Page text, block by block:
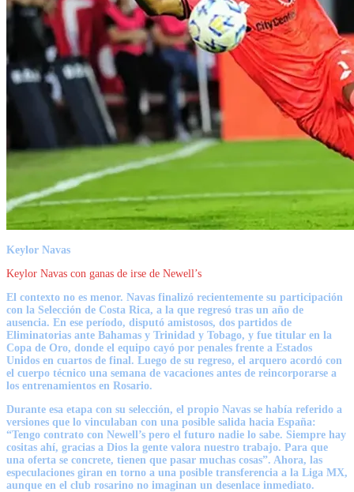
Keylor Navas
Keylor Navas con ganas de irse de Newell’s
El contexto no es menor. Navas finalizó recientemente su participación
con la Selección de Costa Rica, a la que regresó tras un año de
ausencia. En ese período, disputó amistosos, dos partidos de
Eliminatorias ante Bahamas y Trinidad y Tobago, y fue titular en la
Copa de Oro, donde el equipo cayó por penales frente a Estados
Unidos en cuartos de final. Luego de su regreso, el arquero acordó con
el cuerpo técnico una semana de vacaciones antes de reincorporarse a
los entrenamientos en Rosario.
Durante esa etapa con su selección, el propio Navas se había referido a
versiones que lo vinculaban con una posible salida hacia España:
“Tengo contrato con Newell’s pero el futuro nadie lo sabe. Siempre hay
cositas ahí, gracias a Dios la gente valora nuestro trabajo. Para que
una oferta se concrete, tienen que pasar muchas cosas”. Ahora, las
especulaciones giran en torno a una posible transferencia a la Liga MX,
aunque en el club rosarino no imaginan un desenlace inmediato.